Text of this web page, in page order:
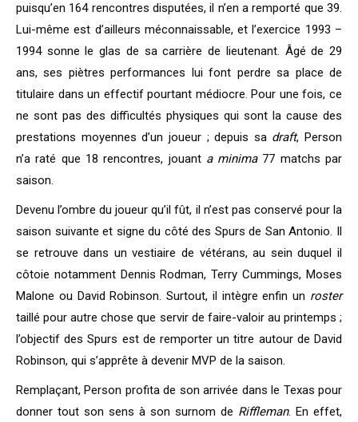
puisqu’en 164 rencontres disputées, il n’en a remporté que 39.
Lui-même est d’ailleurs méconnaissable, et l’exercice 1993 –
1994 sonne le glas de sa carrière de lieutenant. Âgé de 29
ans, ses piètres performances lui font perdre sa place de
titulaire dans un effectif pourtant médiocre. Pour une fois, ce
ne sont pas des difficultés physiques qui sont la cause des
prestations moyennes d’un joueur ; depuis sa draft, Person
n’a raté que 18 rencontres, jouant a minima77 matchs par
saison.
Devenu l’ombre du joueur qu’il fût, il n’est pas conservé pour la
saison suivante et signe du côté des Spurs de San Antonio. Il
se retrouve dans un vestiaire de vétérans, au sein duquel il
côtoie notamment Dennis Rodman, Terry Cummings, Moses
Malone ou David Robinson. Surtout, il intègre enfin un roster
taillé pour autre chose que servir de faire-valoir au printemps ;
l’objectif des Spurs est de remporter un titre autour de David
Robinson, qui s’apprête à devenir MVP de la saison.
Remplaçant, Person profita de son arrivée dans le Texas pour
donner tout son sens à son surnom de Riffleman. En effet,